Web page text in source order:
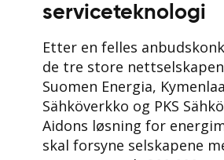
serviceteknologi
Etter en felles
de tre store
Suomen Energia,
Sähköverkko og PKS
Aidons løsning for
skal forsyne selskapene